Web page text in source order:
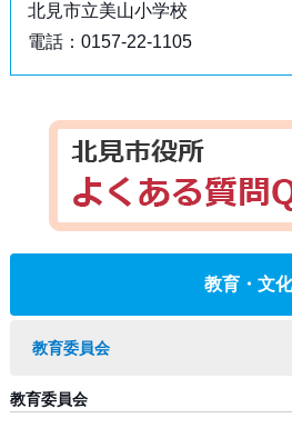
北見市立美山小学校
電話：0157-22-1105
教育・文化
教育委員会
教育委員会